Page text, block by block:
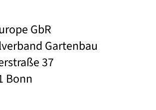
GbR
Gartenbau
37
Bonn